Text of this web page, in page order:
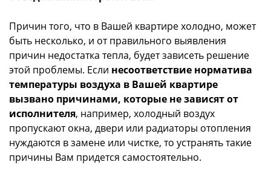
Причин того, что в Вашей квартире холодно, может
быть несколько, и от правильного выявления
причин недостатка тепла, будет зависеть решение
этой проблемы. Если несоответствие норматива
температуры воздуха в Вашей квартире
вызвано причинами, которые не зависят от
исполнителя, например, холодный воздух
пропускают окна, двери или радиаторы отопления
нуждаются в замене или чистке, то устранять такие
причины Вам придется самостоятельно.